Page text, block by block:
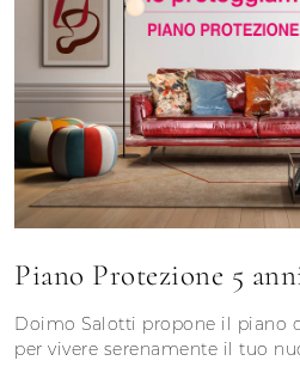
Piano Protezione 5
Doimo Salotti propone il piano
per vivere serenamente il tuo